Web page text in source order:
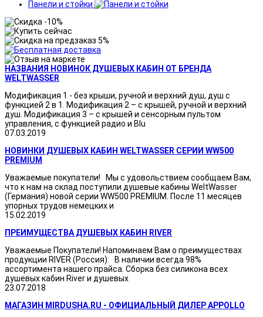
Панели и стойки
НАЗВАНИЯ НОВИНОК ДУШЕВЫХ КАБИН ОТ БРЕНДА
WELTWASSER
Модификация 1 - без крыши, ручной и верхний душ, душ с
функцией 2 в 1. Модификация 2 – с крышей, ручной и верхний
душ. Модификация 3 – с крышей и сенсорным пультом
управления, с функцией радио и Blu
07.03.2019
НОВИНКИ ДУШЕВЫХ КАБИН WELTWASSER СЕРИИ WW500
PREMIUM
Уважаемые покупатели! Мы с удовольствием сообщаем Вам,
что к нам на склад поступили душевые кабины WeltWasser
(Германия) новой серии WW500 PREMIUM. После 11 месяцев
упорных трудов немецких и
15.02.2019
ПРЕИМУЩЕСТВА ДУШЕВЫХ КАБИН RIVER
Уважаемые Покупатели! Напоминаем Вам о преимуществах
продукции RIVER (Россия): В наличии всегда 98%
ассортимента нашего прайса. Сборка без силикона всех
душевых кабин River и душевых
23.07.2018
МАГАЗИН MIRDUSHA.RU - ОФИЦИАЛЬНЫЙ ДИЛЕР APPOLLO